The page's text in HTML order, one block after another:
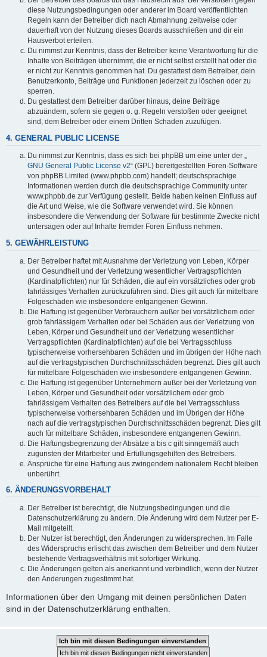
diese Nutzungsbedingungen oder anderer im Board veröffentlichten
Regeln kann der Betreiber dich nach Abmahnung zeitweise oder
dauerhaft von der Nutzung dieses Boards ausschließen und dir ein
Hausverbot erteilen.
Du nimmst zur Kenntnis, dass der Betreiber keine Verantwortung für die
Inhalte von Beiträgen übernimmt, die er nicht selbst erstellt hat oder die
er nicht zur Kenntnis genommen hat. Du gestattest dem Betreiber, dein
Benutzerkonto, Beiträge und Funktionen jederzeit zu löschen oder zu
sperren.
Du gestattest dem Betreiber darüber hinaus, deine Beiträge
abzuändern, sofern sie gegen o. g. Regeln verstoßen oder geeignet
sind, dem Betreiber oder einem Dritten Schaden zuzufügen.
4. GENERAL PUBLIC LICENSE
Du nimmst zur Kenntnis, dass es sich bei phpBB um eine unter der „
GNU General Public License v2“ (GPL) bereitgestellten Foren-Software
von phpBB Limited (www.phpbb.com) handelt; deutschsprachige
Informationen werden durch die deutschsprachige Community unter
www.phpbb.de zur Verfügung gestellt. Beide haben keinen Einfluss auf
die Art und Weise, wie die Software verwendet wird. Sie können
insbesondere die Verwendung der Software für bestimmte Zwecke nicht
untersagen oder auf Inhalte fremder Foren Einfluss nehmen.
5. GEWÄHRLEISTUNG
Der Betreiber haftet mit Ausnahme der Verletzung von Leben, Körper
und Gesundheit und der Verletzung wesentlicher Vertragspflichten
(Kardinalpflichten) nur für Schäden, die auf ein vorsätzliches oder grob
fahrlässiges Verhalten zurückzuführen sind. Dies gilt auch für mittelbare
Folgeschäden wie insbesondere entgangenen Gewinn.
Die Haftung ist gegenüber Verbrauchern außer bei vorsätzlichem oder
grob fahrlässigem Verhalten oder bei Schäden aus der Verletzung von
Leben, Körper und Gesundheit und der Verletzung wesentlicher
Vertragspflichten (Kardinalpflichten) auf die bei Vertragsschluss
typischerweise vorhersehbaren Schäden und im übrigen der Höhe nach
auf die vertragstypischen Durchschnittsschäden begrenzt. Dies gilt auch
für mittelbare Folgeschäden wie insbesondere entgangenen Gewinn.
Die Haftung ist gegenüber Unternehmern außer bei der Verletzung von
Leben, Körper und Gesundheit oder vorsätzlichem oder grob
fahrlässigem Verhalten des Betreibers auf die bei Vertragsschluss
typischerweise vorhersehbaren Schäden und im Übrigen der Höhe
nach auf die vertragstypischen Durchschnittsschäden begrenzt. Dies gilt
auch für mittelbare Schäden, insbesondere entgangenen Gewinn.
Die Haftungsbegrenzung der Absätze a bis c gilt sinngemäß auch
zugunsten der Mitarbeiter und Erfüllungsgehilfen des Betreibers.
Ansprüche für eine Haftung aus zwingendem nationalem Recht bleiben
unberührt.
6. ÄNDERUNGSVORBEHALT
Der Betreiber ist berechtigt, die Nutzungsbedingungen und die
Datenschutzerklärung zu ändern. Die Änderung wird dem Nutzer per E-
Mail mitgeteilt.
Der Nutzer ist berechtigt, den Änderungen zu widersprechen. Im Falle
des Widerspruchs erlischt das zwischen dem Betreiber und dem Nutzer
bestehende Vertragsverhältnis mit sofortiger Wirkung.
Die Änderungen gelten als anerkannt und verbindlich, wenn der Nutzer
den Änderungen zugestimmt hat.
Informationen über den Umgang mit deinen persönlichen Daten
sind in der Datenschutzerklärung enthalten.